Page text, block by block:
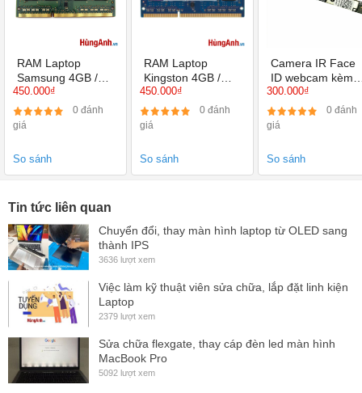
Cáp tín hiệu 30 Pin 40 Pin
Công nghệ chiếu sáng
Tấm nền IPS
Công nghệ màn hình Không cảm ứng
Đời máy tương thích Lenovo Legion Y7000-15IRH Y7000P
Ưu đãi
Miễn phí công nắp đặt
Kiểm tra tổng thể laptop
RAM Laptop
Samsung 4GB /
PC3L BUS 1600 /
12800S
450.000₫
0 đánh
giá
So sánh
RAM Laptop
Kingston 4GB /
PC3L BUS 1600 /
12800S
450.000₫
0 đánh
giá
So sánh
Camera IR Face
ID webcam kèm
míc nắp cho Dell
Latitude E5470
5480 5490
300.000₫
0 đánh
giá
So sánh
Tin tức liên quan
Chuyển đổi, thay màn hình laptop từ OLED sang
thành IPS
3636 lượt xem
Việc làm kỹ thuật viên sửa chữa, lắp đặt linh kiện
Laptop
2379 lượt xem
Sửa chữa flexgate, thay cáp đèn led màn hình
MacBook Pro
5092 lượt xem